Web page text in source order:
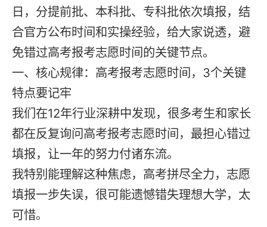
日，分提前批、本科批、专科批依次填报，结
合官方公布时间和实操经验，给大家说透，避
免错过高考报考志愿时间的关键节点。
一、核心规律：高考报考志愿时间，3个关键
特点要记牢
我们在12年行业深耕中发现，很多考生和家长
都在反复询问高考报考志愿时间，最担心错过
填报，让一年的努力付诸东流。
我特别能理解这种焦虑，高考拼尽全力，志愿
填报一步失误，很可能遗憾错失理想大学，太
可惜。